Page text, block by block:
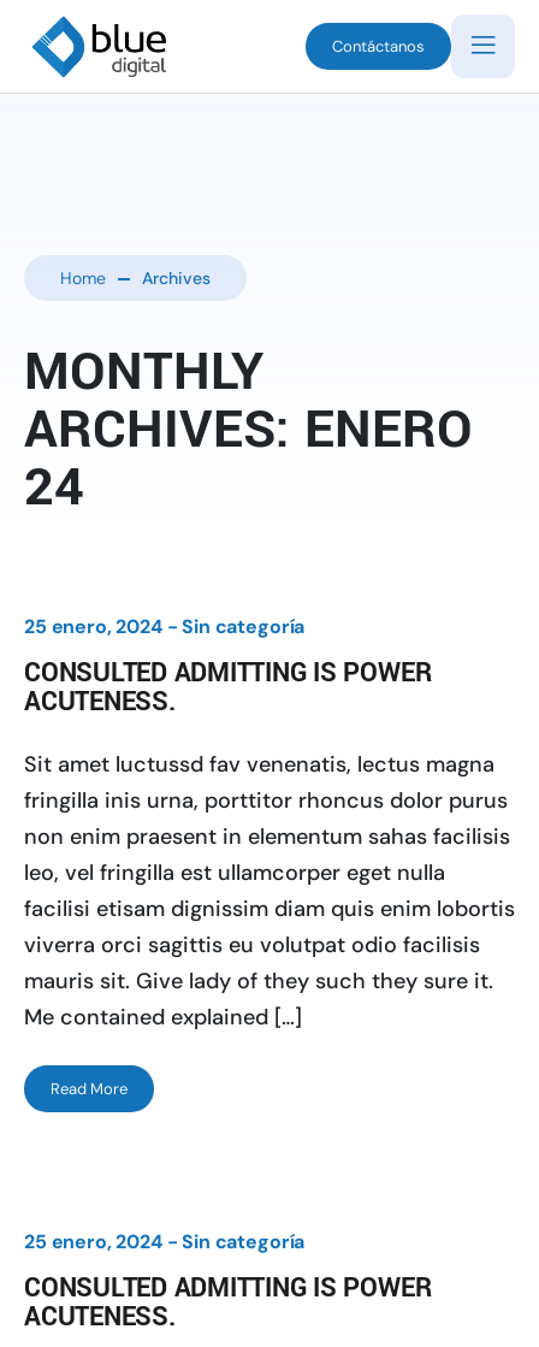
Contáctanos
Home Archives
MONTHLY
ARCHIVES: ENERO
24
25 enero, 2024 -Sin categoría
CONSULTED ADMITTING IS POWER
ACUTENESS.
Sit amet luctussd fav venenatis, lectus magna
fringilla inis urna, porttitor rhoncus dolor purus
non enim praesent in elementum sahas facilisis
leo, vel fringilla est ullamcorper eget nulla
facilisi etisam dignissim diam quis enim lobortis
viverra orci sagittis eu volutpat odio facilisis
mauris sit. Give lady of they such they sure it.
Me contained explained […]
Read More
25 enero, 2024 -Sin categoría
CONSULTED ADMITTING IS POWER
ACUTENESS.